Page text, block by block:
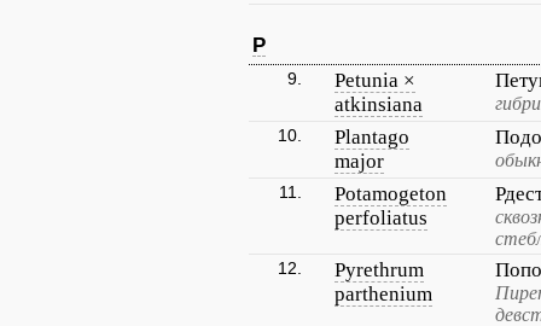
P
9.
Petunia ×
atkinsiana
10.
Plantago
major
11.
Potamogeton
perfoliatus
12.
Pyrethrum
parthenium